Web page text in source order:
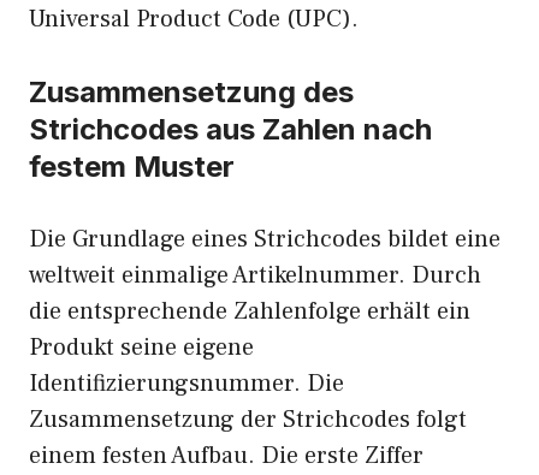
Universal Product Code (UPC).
Zusammensetzung des
Strichcodes aus Zahlen nach
festem Muster
Die Grundlage eines Strichcodes bildet eine
weltweit einmalige Artikelnummer. Durch
die entsprechende Zahlenfolge erhält ein
Produkt seine eigene
Identifizierungsnummer. Die
Zusammensetzung der Strichcodes folgt
einem festen Aufbau. Die erste Ziffer